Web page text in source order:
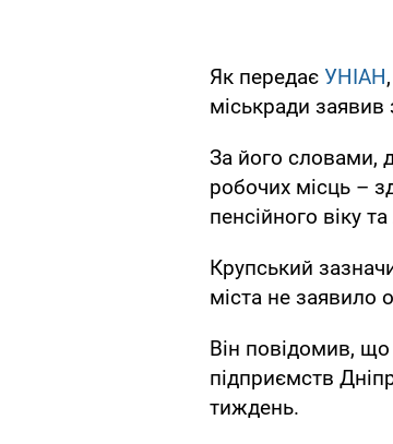
Як передає УНІАН
міськради заявив
За його словами,
робочих місць –
пенсійного віку
Крупський
міста не заявило
Він повідомив, що
підприємств
тиждень.